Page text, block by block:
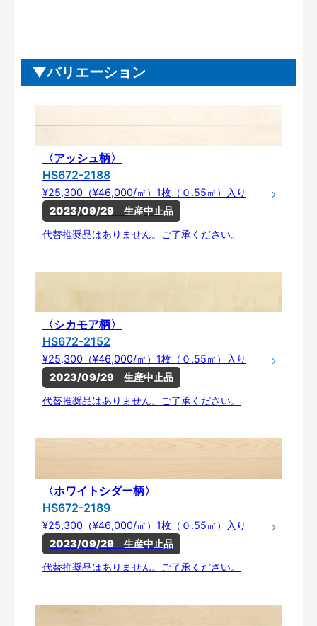
バリエーション
〈アッシュ柄〉
HS672-2188
¥25,300（¥46,000/㎡）1枚（０.55㎡）入り
2023/09/29　生産中止品
代替推奨品はありません。ご了承ください。
〈シカモア柄〉
HS672-2152
¥25,300（¥46,000/㎡）1枚（０.55㎡）入り
2023/09/29　生産中止品
代替推奨品はありません。ご了承ください。
〈ホワイトシダー柄〉
HS672-2189
¥25,300（¥46,000/㎡）1枚（０.55㎡）入り
2023/09/29　生産中止品
代替推奨品はありません。ご了承ください。